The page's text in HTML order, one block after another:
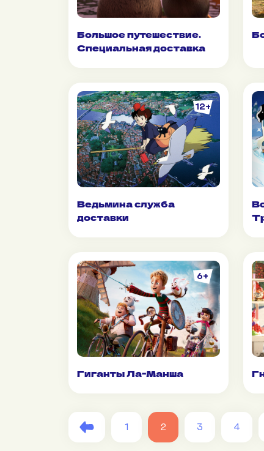
Большое путешествие.
Специальная доставка
12+
Ведьмина служба
доставки
6+
Гиганты Ла-Манша
1 2 3 4